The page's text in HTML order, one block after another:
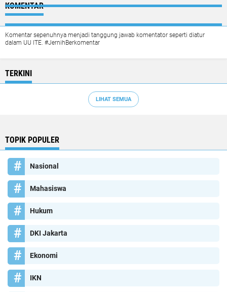
KOMENTAR
Komentar sepenuhnya menjadi tanggung jawab komentator seperti diatur
dalam UU ITE. #JernihBerkomentar
TERKINI
LIHAT SEMUA
TOPIK POPULER
Nasional
Mahasiswa
Hukum
DKI Jakarta
Ekonomi
IKN